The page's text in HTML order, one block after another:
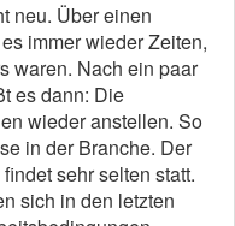
neu. Über einen
immer wieder Zeiten,
waren. Nach ein paar
es dann: Die
wieder anstellen. So
in der Branche. Der
sehr selten statt.
sich in den letzten